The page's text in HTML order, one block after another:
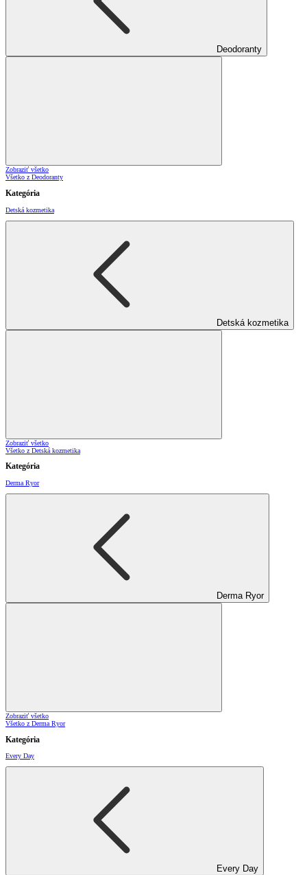
Deodoranty
Zobraziť všetko
Všetko z Deodoranty
Kategória
Detská kozmetika
Detská kozmetika
Zobraziť všetko
Všetko z Detská kozmetika
Kategória
Derma Ryor
Derma Ryor
Zobraziť všetko
Všetko z Derma Ryor
Kategória
Every Day
Every Day